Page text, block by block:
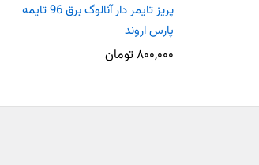
پریز تایمر دار آنالوگ برق 96 تایمه
پارس اروند
۸۰۰,۰۰۰تومان